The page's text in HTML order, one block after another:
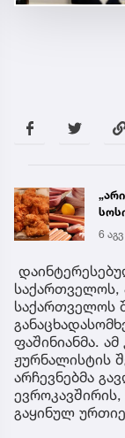
6
საქართველოს,
საქართველოს
ფაშინიანმა.
ჟურნალისტის
არჩევნებმა
გაყინულ